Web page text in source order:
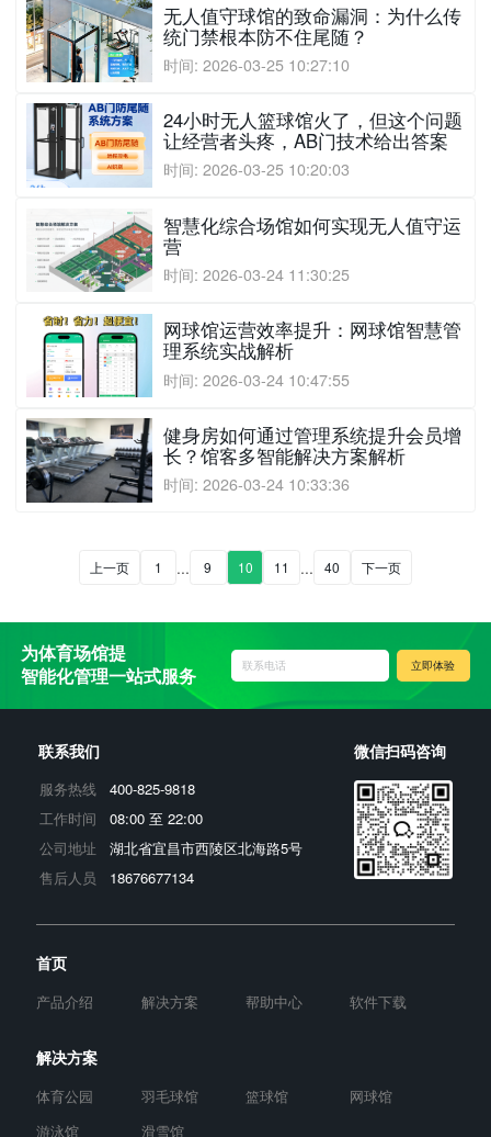
无人值守球馆的致命漏洞：为什么传
统门禁根本防不住尾随？
时间: 2026-03-25 10:27:10
24小时无人篮球馆火了，但这个问题
让经营者头疼，AB门技术给出答案
时间: 2026-03-25 10:20:03
智慧化综合场馆如何实现无人值守运
营
时间: 2026-03-24 11:30:25
网球馆运营效率提升：网球馆智慧管
理系统实战解析
时间: 2026-03-24 10:47:55
健身房如何通过管理系统提升会员增
长？馆客多智能解决方案解析
时间: 2026-03-24 10:33:36
上一页 1 ... 9 10 11 ... 40 下一页
为体育场馆提
智能化管理一站式服务
联系电话 立即体验
联系我们
服务热线
400-825-9818
工作时间
08:00 至 22:00
公司地址
湖北省宜昌市西陵区北海路5号
售后人员
18676677134
微信扫码咨询
首页
产品介绍 解决方案 帮助中心 软件下载
解决方案
体育公园 羽毛球馆 篮球馆
网球馆
游泳馆
滑雪馆